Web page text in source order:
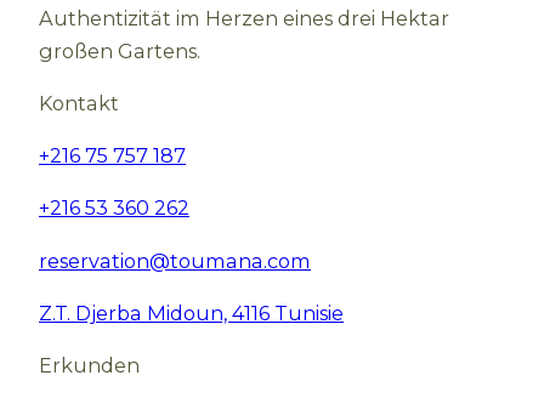
Authentizität im Herzen eines drei Hektar
großen Gartens.
Kontakt
+216 75 757 187
+216 53 360 262
reservation@toumana.com
Z.T. Djerba Midoun, 4116 Tunisie
Erkunden